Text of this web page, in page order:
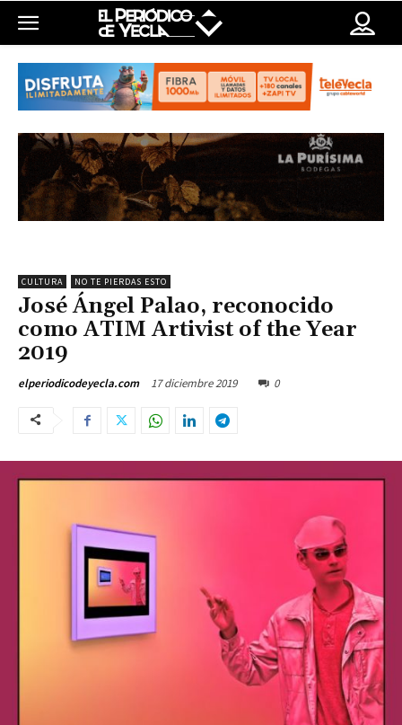
CULTURA NO TE PIERDAS ESTO
José Ángel Palao, reconocido
como ATIM Artivist of the Year
2019
elperiodicodeyecla.com 17 diciembre 2019 0